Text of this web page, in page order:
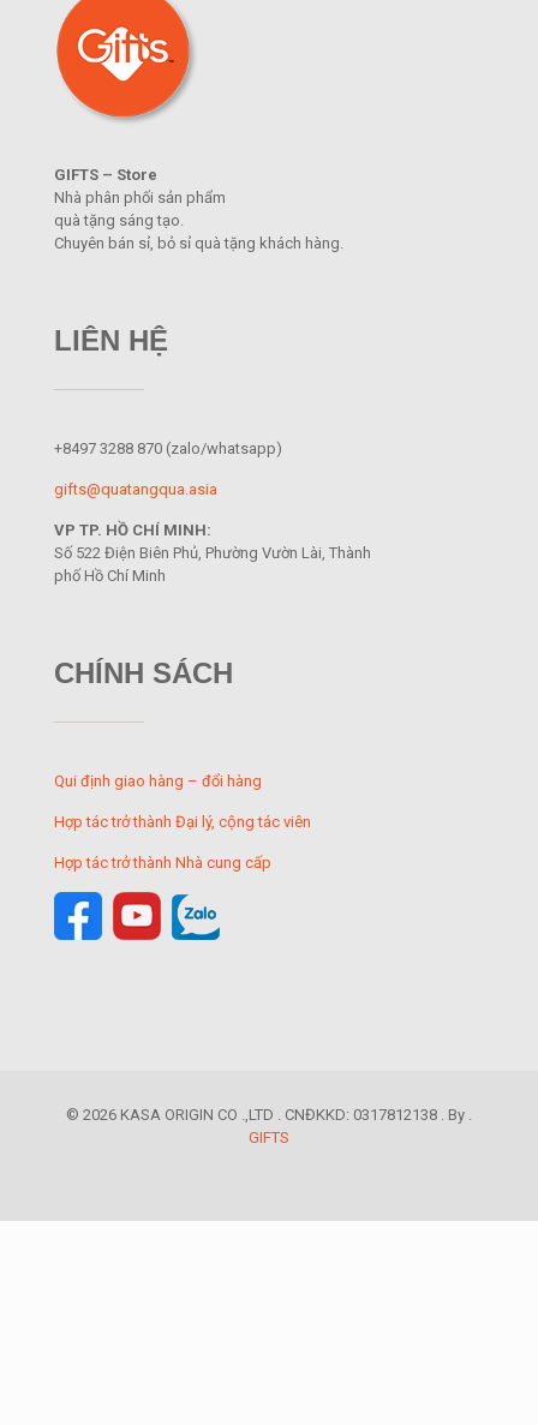
GIFTS – Store
Nhà phân phối sản phẩm
quà tặng sáng tạo.
Chuyên bán sỉ, bỏ sỉ quà tặng khách hàng.
LIÊN HỆ
+8497 3288 870 (zalo/whatsapp)
gifts@quatangqua.asia
VP TP. HỒ CHÍ MINH:
Số 522 Điện Biên Phủ, Phường Vườn Lài, Thành
phố Hồ Chí Minh
CHÍNH SÁCH
Qui định giao hàng – đổi hàng
Hợp tác trở thành Đại lý, cộng tác viên
Hợp tác trở thành Nhà cung cấp
© 2026 KASA ORIGIN CO .,LTD . CNĐKKD: 0317812138 . By .
GIFTS